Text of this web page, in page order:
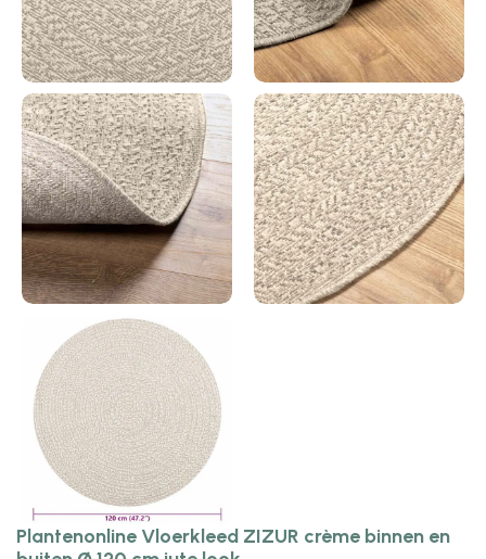
Plantenonline Vloerkleed ZIZUR crème binnen en